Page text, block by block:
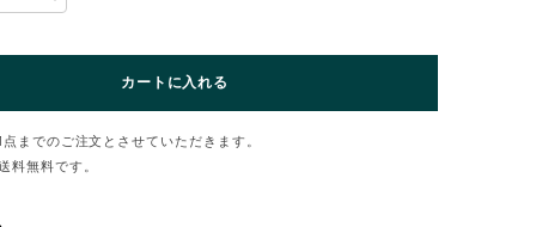
カートに入れる
までのご注文とさせていただきます。
料無料です。